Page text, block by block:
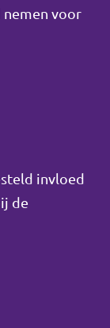
voor
invloed
de